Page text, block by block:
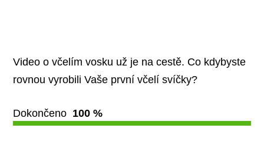
Video o včelím vosku už je na cestě. Co kdybyste
rovnou vyrobili Vaše první včelí svíčky?
Dokončeno 100 %